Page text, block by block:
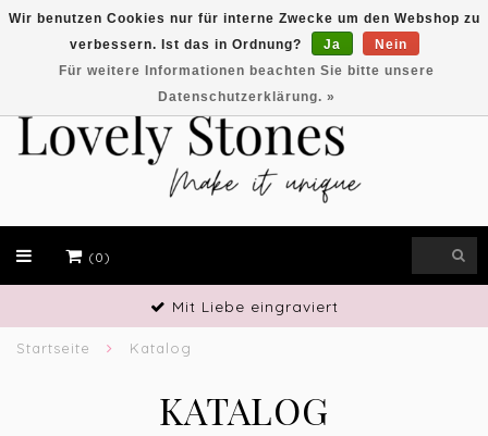
EUR
(0)
Handwerkliches Geschick
Startseite Katalog
KATALOG
Wir benutzen Cookies nur für interne Zwecke um den Webshop zu
verbessern. Ist das in Ordnung?
Ja
Nein
Für weitere Informationen beachten Sie bitte unsere
Datenschutzerklärung. »